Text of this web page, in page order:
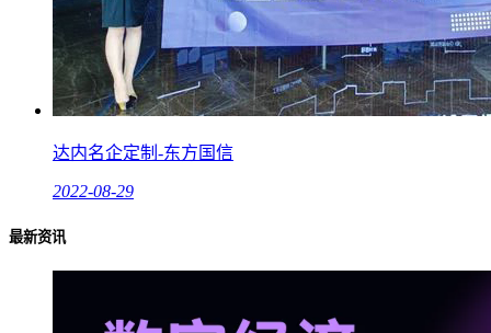
达内名企定制-东方国信
2022-08-29
最新资讯